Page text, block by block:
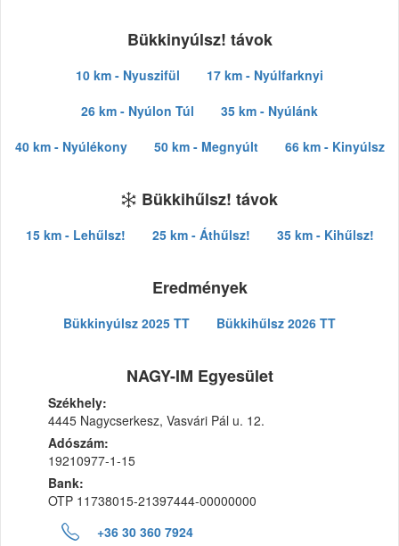
Bükkinyúlsz! távok
10 km - Nyuszifül
17 km - Nyúlfarknyi
26 km - Nyúlon Túl
35 km - Nyúlánk
40 km - Nyúlékony
50 km - Megnyúlt 66 km - Kinyúlsz
Bükkihűlsz! távok
15 km - Lehűlsz! 25 km - Áthűlsz! 35 km - Kihűlsz!
Eredmények
Bükkinyúlsz 2025 TT Bükkihűlsz 2026 TT
NAGY-IM Egyesület
Székhely:
4445 Nagycserkesz, Vasvári Pál u. 12.
Adószám:
19210977-1-15
Bank:
OTP 11738015-21397444-00000000
+36 30 360 7924